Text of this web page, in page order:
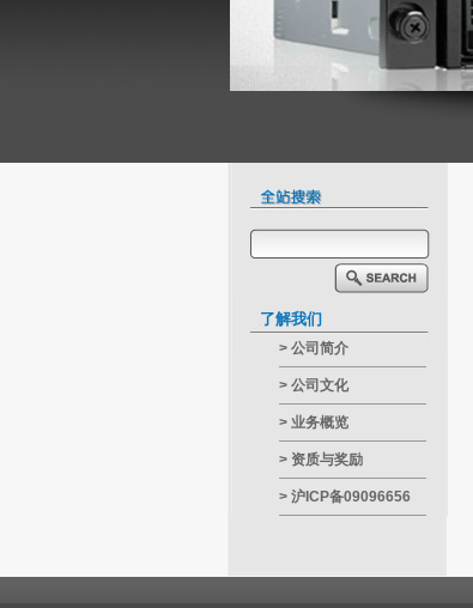
了解我们
>公司简介
>公司文化
>业务概览
>资质与奖励
>沪ICP备09096656